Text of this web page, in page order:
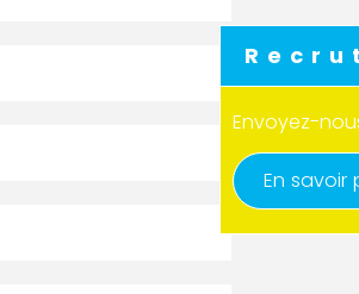
Envoyez-
En savoir